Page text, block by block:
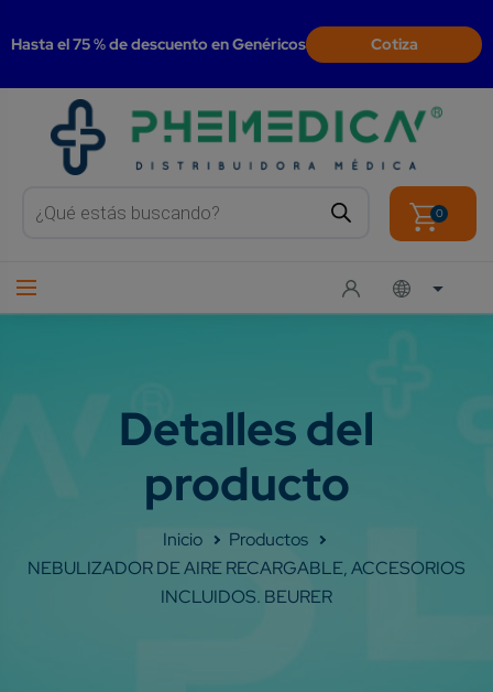
Hasta el 75 % de descuento en Genéricos Cotiza
search 0
Shop
NEBULIZADOR DE AIRE RECARGABLE, ACCESORIOS
INCLUIDOS. BEURER